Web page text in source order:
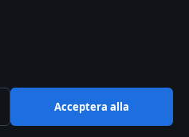
Acceptera alla